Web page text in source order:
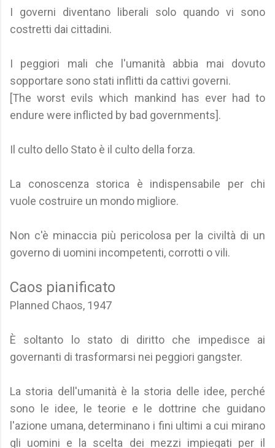
I governi diventano liberali solo quando vi sono
costretti dai cittadini.
I peggiori mali che l'umanità abbia mai dovuto
sopportare sono stati inflitti da cattivi governi.
[The worst evils which mankind has ever had to
endure were inflicted by bad governments].
Il culto dello Stato è il culto della forza.
La conoscenza storica è indispensabile per chi
vuole costruire un mondo migliore.
Non c'è minaccia più pericolosa per la civiltà di un
governo di uomini incompetenti, corrotti o vili.
Caos pianificato
Planned Chaos, 1947
È soltanto lo stato di diritto che impedisce ai
governanti di trasformarsi nei peggiori gangster.
La storia dell'umanità è la storia delle idee, perché
sono le idee, le teorie e le dottrine che guidano
l'azione umana, determinano i fini ultimi a cui mirano
gli uomini e la scelta dei mezzi impiegati per il